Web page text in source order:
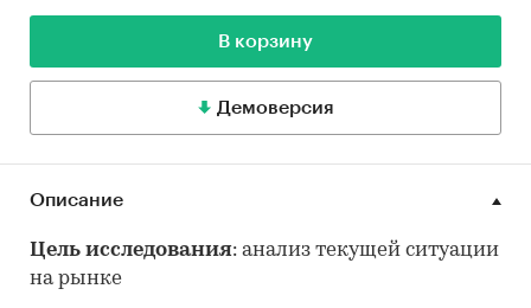
В корзину
Демоверсия
Описание
Цель исследования: анализ текущей ситуации
на рынке